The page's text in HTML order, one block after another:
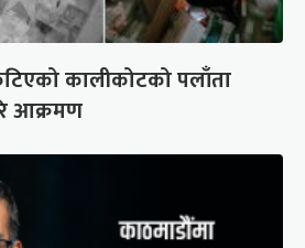
कालीकोटको पलाँता
आक्रमण